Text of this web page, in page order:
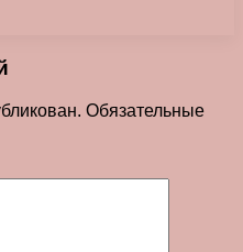
Обязательные